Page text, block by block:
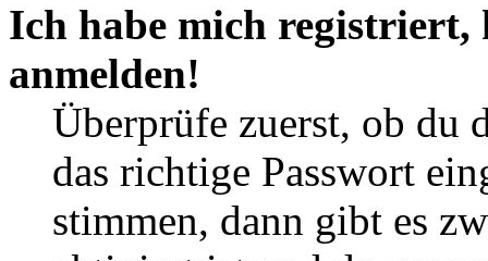
Ich habe mich
anmelden!
Überprüfe zuerst, ob du
das richtige Passwort
stimmen, dann gibt es